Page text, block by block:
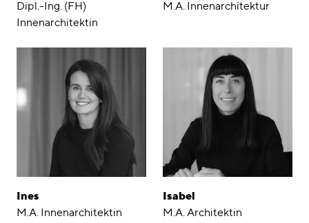
Dipl.-Ing. (FH)
Innenarchitektin
M.A. Innenarchitektur
Ines
M.A. Innenarchitektin
Isabel
M.A. Architektin